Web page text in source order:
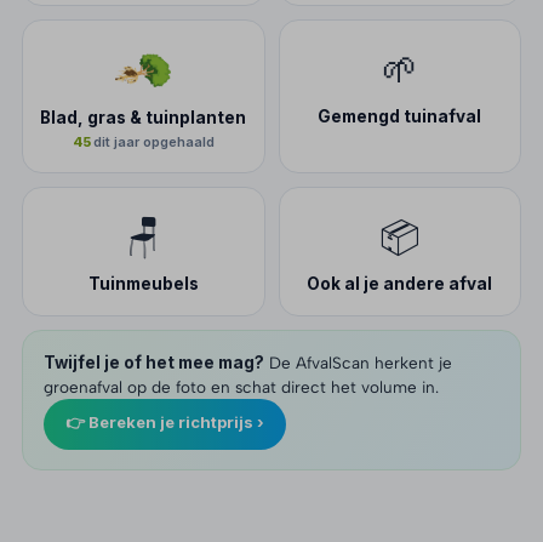
Blad, gras & tuinplanten
45dit jaar opgehaald
🌱
Gemengd tuinafval
🪑
Tuinmeubels
📦
Ook al je andere afval
Twijfel je of het mee mag? De AfvalScan herkent je
groenafval op de foto en schat direct het volume in.
👉 Bereken je richtprijs ›